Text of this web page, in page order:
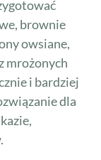
brownie
owsiane,
mrożonych
i bardziej
dla